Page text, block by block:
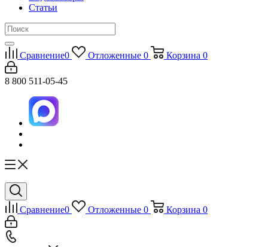
Статьи
Сравнение0 Отложенные 0 Корзина 0
8 800 511-05-45
Сравнение0 Отложенные 0 Корзина 0